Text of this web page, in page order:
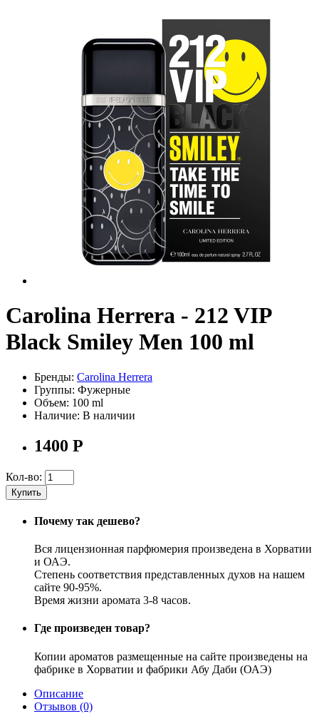
Carolina Herrera - 212 VIP
Black Smiley Men 100 ml
Бренды: Carolina Herrera
Группы: Фужерные
Объем: 100 ml
Наличие: В наличии
1400 Р
Кол-во:
Купить
Почему так дешево?
Вся лицензионная парфюмерия произведена в Хорватии
и ОАЭ.
Степень соответствия представленных духов на нашем
сайте 90-95%.
Время жизни аромата 3-8 часов.
Где произведен товар?
Копии ароматов размещенные на сайте произведены на
фабрике в Хорватии и фабрики Абу Даби (ОАЭ)
Описание
Отзывов (0)